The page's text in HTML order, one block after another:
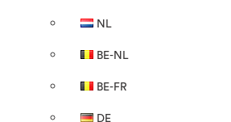
NL
BE-NL
BE-FR
DE